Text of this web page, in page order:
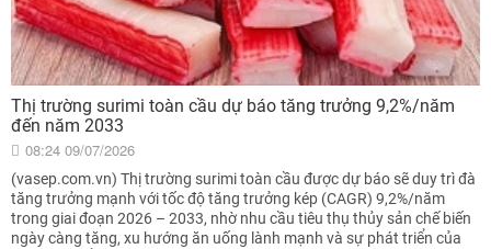
Thị trường surimi toàn cầu dự báo tăng trưởng 9,2%/năm
đến năm 2033
08:24 09/07/2026
(vasep.com.vn) Thị trường surimi toàn cầu được dự báo sẽ duy trì đà
tăng trưởng mạnh với tốc độ tăng trưởng kép (CAGR) 9,2%/năm
trong giai đoạn 2026 – 2033, nhờ nhu cầu tiêu thụ thủy sản chế biến
ngày càng tăng, xu hướng ăn uống lành mạnh và sự phát triển của